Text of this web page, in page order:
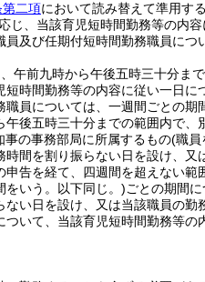
第二項において読み替えて準用する
じ、当該育児短時間勤務等の内
及び任期付短時間勤務職員につ
前九時から午後五時三十分ま
時間勤務等の内容に従い一日
員については、一週間ごとの
後五時三十分までの範囲内で、
の事務部局に所属するもの(職員
間を割り振らない日を設け、
告を経て、四週間を超えない範
をいう。以下同じ。)ごとの期間に
い日を設け、又は当該職員の勤
いて、当該育児短時間勤務等